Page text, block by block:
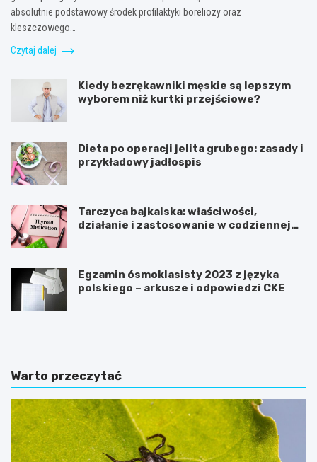
absolutnie podstawowy środek profilaktyki boreliozy oraz
kleszczowego…
Czytaj dalej
Kiedy bezrękawniki męskie są lepszym
wyborem niż kurtki przejściowe?
Dieta po operacji jelita grubego: zasady i
przykładowy jadłospis
Tarczyca bajkalska: właściwości,
działanie i zastosowanie w codziennej
Egzamin ósmoklasisty 2023 z języka
polskiego – arkusze i odpowiedzi CKE
C
ć
ż
e
b
y
n
i
J
c
h
u
d
z
a
ć
Warto przeczytać